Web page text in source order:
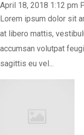
April 18, 2018 1:12 pm
Lorem ipsum dolor sit
at libero mattis,
accumsan volutpat
sagittis eu vel...